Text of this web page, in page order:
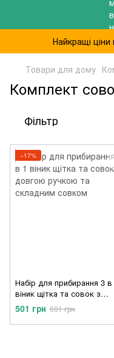
Найкращі
Товари для дому
Комплект
Фільтр
−17%
Набір для прибирання 3 в
віник щітка та совок з
довгою ручкою та
совком
501 грн 601 грн